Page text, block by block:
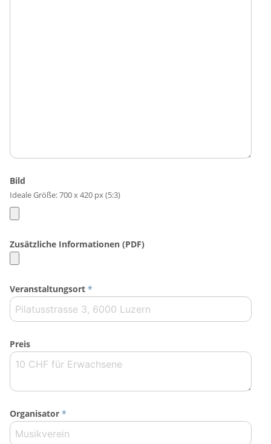
Bild
Ideale Größe: 700 x 420 px (5:3)
Zusätzliche Informationen (PDF)
Veranstaltungsort *
Preis
Organisator *